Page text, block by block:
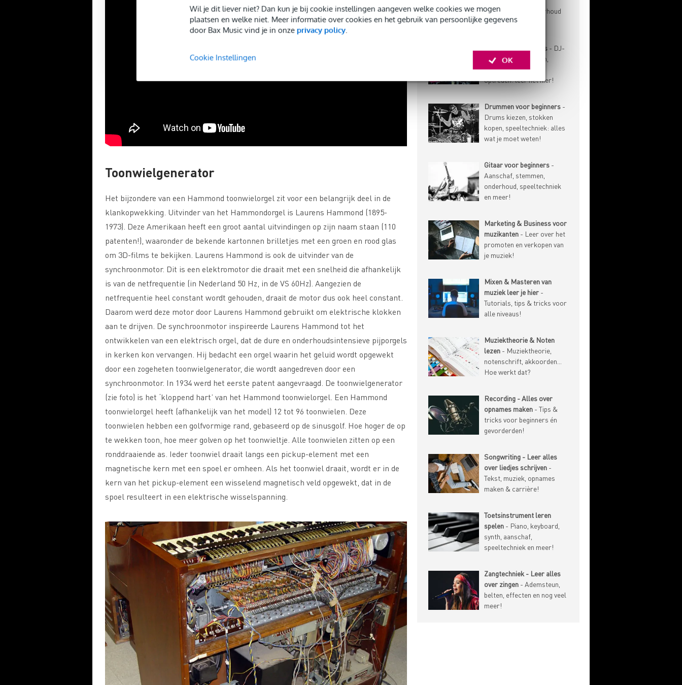
Wil je dit liever niet? Dan kun je bij cookie instellingen aangeven welke cookies we mogen
plaatsen en welke niet. Meer informatie over cookies en het gebruik van persoonlijke gegevens
door Bax Music vind je in onze privacy policy.
OK
Cookie Instellingen
Toonwielgenerator
Het bijzondere van een Hammond toonwielorgel zit voor een belangrijk deel in de
klankopwekking. Uitvinder van het Hammondorgel is Laurens Hammond (1895-
1973). Deze Amerikaan heeft een groot aantal uitvindingen op zijn naam staan (110
patenten!), waaronder de bekende kartonnen brilletjes met een groen en rood glas
om 3D-films te bekijken. Laurens Hammond is ook de uitvinder van de
synchroonmotor. Dit is een elektromotor die draait met een snelheid die afhankelijk
is van de netfrequentie (in Nederland 50 Hz, in de VS 60Hz). Aangezien de
netfrequentie heel constant wordt gehouden, draait de motor dus ook heel constant.
Daarom werd deze motor door Laurens Hammond gebruikt om elektrische klokken
aan te drijven. De synchroonmotor inspireerde Laurens Hammond tot het
ontwikkelen van een elektrisch orgel, dat de dure en onderhoudsintensieve pijporgels
in kerken kon vervangen. Hij bedacht een orgel waarin het geluid wordt opgewekt
door een zogeheten toonwielgenerator, die wordt aangedreven door een
synchroonmotor. In 1934 werd het eerste patent aangevraagd. De toonwielgenerator
(zie foto) is het ‘kloppend hart’ van het Hammond toonwielorgel. Een Hammond
toonwielorgel heeft (afhankelijk van het model) 12 tot 96 toonwielen. Deze
toonwielen hebben een golfvormige rand, gebaseerd op de sinusgolf. Hoe hoger de op
te wekken toon, hoe meer golven op het toonwieltje. Alle toonwielen zitten op een
ronddraaiende as. Ieder toonwiel draait langs een pickup-element met een
magnetische kern met een spoel er omheen. Als het toonwiel draait, wordt er in de
kern van het pickup-element een wisselend magnetisch veld opgewekt, dat in de
spoel resulteert in een elektrische wisselspanning.
speeltechniek, onderhoud
en meer!
DJ'en voor beginners - DJ-
techniek, gear kiezen,
muziek verzamelen,
optreden: leer het hier!
Drummen voor beginners -
Drums kiezen, stokken
kopen, speeltechniek: alles
wat je moet weten!
Gitaar voor beginners -
Aanschaf, stemmen,
onderhoud, speeltechniek
en meer!
Marketing & Business voor
muzikanten - Leer over het
promoten en verkopen van
je muziek!
Mixen & Masteren van
muziek leer je hier -
Tutorials, tips & tricks voor
alle niveaus!
Muziektheorie & Noten
lezen - Muziektheorie,
notenschrift, akkoorden...
Hoe werkt dat?
Recording - Alles over
opnames maken - Tips &
tricks voor beginners én
gevorderden!
Songwriting - Leer alles
over liedjes schrijven -
Tekst, muziek, opnames
maken & carrière!
Toetsinstrument leren
spelen - Piano, keyboard,
synth, aanschaf,
speeltechniek en meer!
Zangtechniek - Leer alles
over zingen - Ademsteun,
belten, effecten en nog veel
meer!